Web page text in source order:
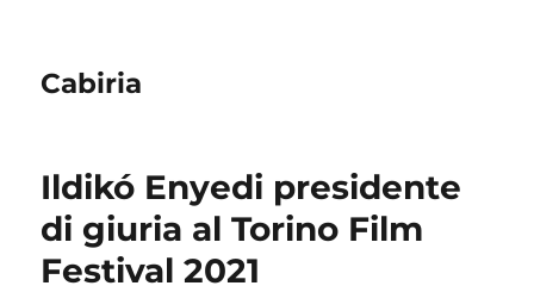
Cabiria
Ildikó Enyedi presidente
di giuria al Torino Film
Festival 2021